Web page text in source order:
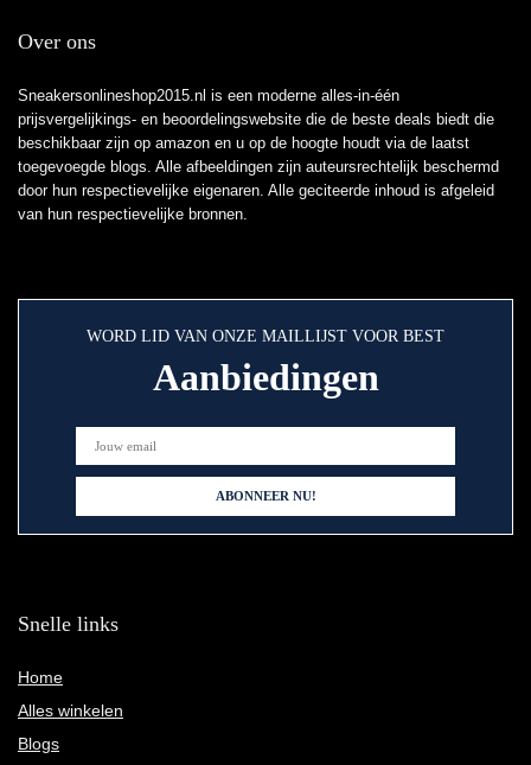
Over ons
Sneakersonlineshop2015.nl is een moderne alles-in-één
prijsvergelijkings- en beoordelingswebsite die de beste deals biedt die
beschikbaar zijn op amazon en u op de hoogte houdt via de laatst
toegevoegde blogs. Alle afbeeldingen zijn auteursrechtelijk beschermd
door hun respectievelijke eigenaren. Alle geciteerde inhoud is afgeleid
van hun respectievelijke bronnen.
WORD LID VAN ONZE MAILLIJST VOOR BEST
Aanbiedingen
Snelle links
Home
Alles winkelen
Blogs